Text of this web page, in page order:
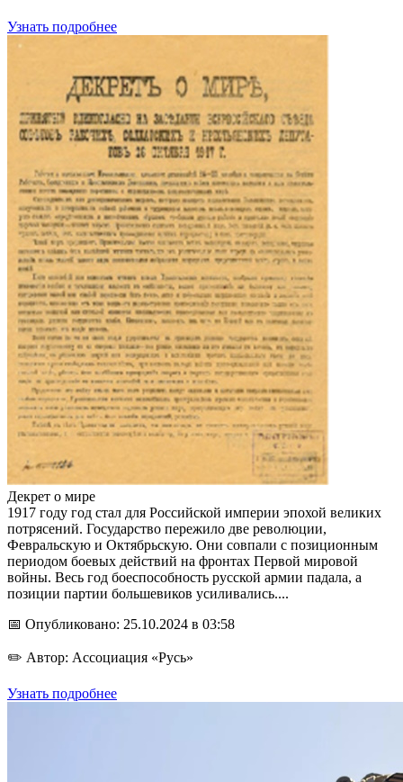
Узнать подробнее
Декрет о мире
1917 году год стал для Российской империи эпохой великих
потрясений. Государство пережило две революции,
Февральскую и Октябрьскую. Они совпали с позиционным
периодом боевых действий на фронтах Первой мировой
войны. Весь год боеспособность русской армии падала, а
позиции партии большевиков усиливались....
📅 Опубликовано: 25.10.2024 в 03:58
✏️ Автор: Ассоциация «Русь»
Узнать подробнее